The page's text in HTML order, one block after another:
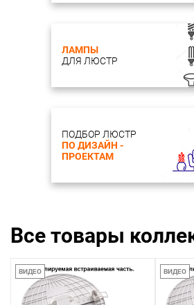
ЛАМПЫ
ДЛЯ ЛЮСТР
ПОДБОР ЛЮСТР
ПО ДИЗАЙН -
ПРОЕКТАМ
Все товары
ВИДЕО ВИДЕО